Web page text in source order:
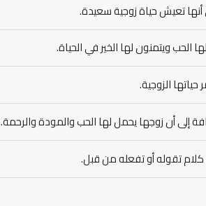
تعيش حياة زوجية سعيدة.
الحب ويتمنون لها الخير في الحياة.
الزوجية.
إلى أن زوجها يحمل لها الحب والمودة والرحمة.
تقوله أو تفعله من قبل.